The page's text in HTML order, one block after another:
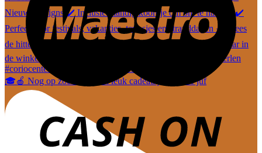
🎓🍎 Nog op zoek naar een leuk cadeautje voor de juf